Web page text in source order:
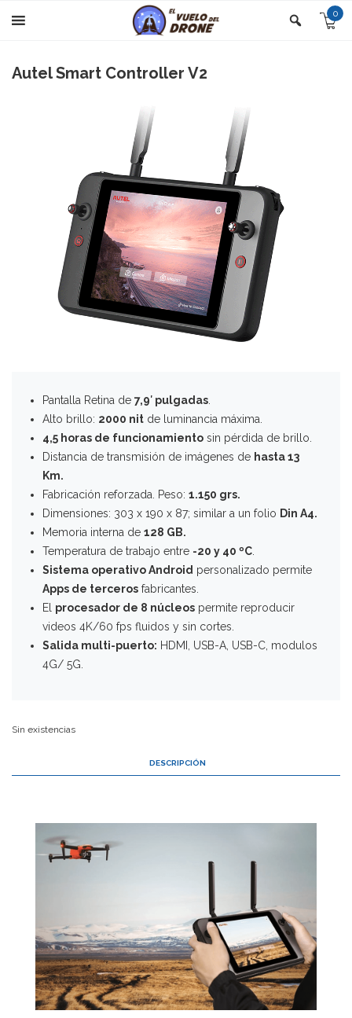
0
Autel Smart Controller V2
Pantalla Retina de 7,9′ pulgadas
Alto brillo: 2000 nit de luminancia máxima.
4,5 horas de funcionamiento sin pérdida de brillo.
Distancia de transmisión de imágenes de hasta 13
Km.
Fabricación reforzada. Peso: 1.150 grs.
Dimensiones: 303 x 190 x 87; similar a un folio Din A4.
Memoria interna de 128 GB.
Temperatura de trabajo entre -20 y 40 ºC
Sistema operativo Android personalizado permite
Apps de terceros fabricantes.
El procesador de 8 núcleos permite reproducir
videos 4K/60 fps fluidos y sin cortes.
Salida multi-puerto: HDMI, USB-A, USB-C, modulos
4G/ 5G.
Sin existencias
DESCRIPCIÓN